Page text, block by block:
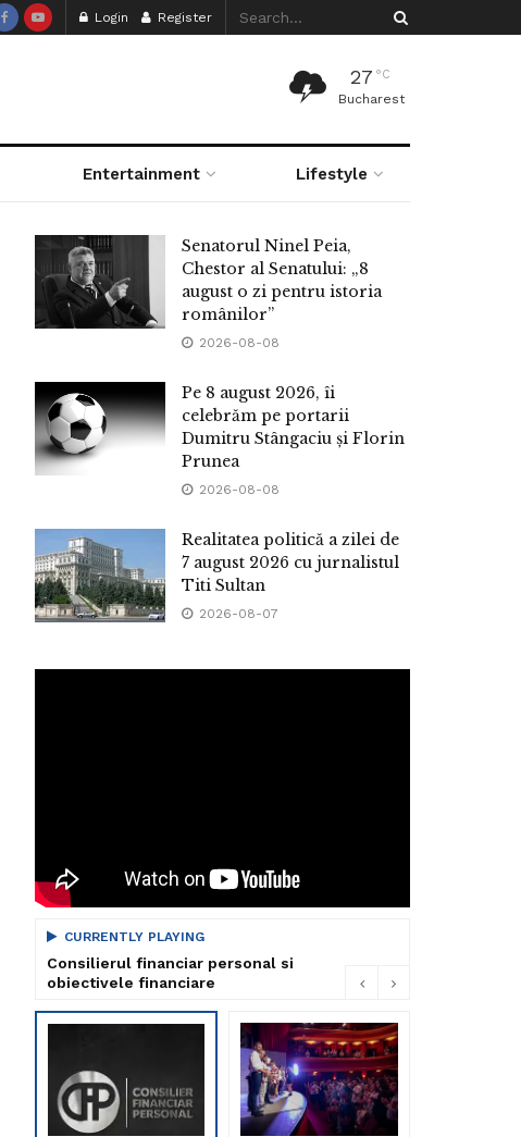
Login Register
27 °C
Bucharest
Entertainment Lifestyle
Senatorul Ninel Peia,
Chestor al Senatului: „8
august o zi pentru istoria
românilor”
2026-08-08
Pe 8 august 2026, îi
celebrăm pe portarii
Dumitru Stângaciu și Florin
Prunea
2026-08-08
Realitatea politică a zilei de
7 august 2026 cu jurnalistul
Titi Sultan
2026-08-07
CURRENTLY PLAYING
Consilierul financiar personal si
obiectivele financiare